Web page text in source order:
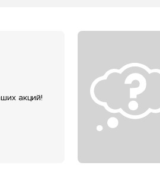
акций!